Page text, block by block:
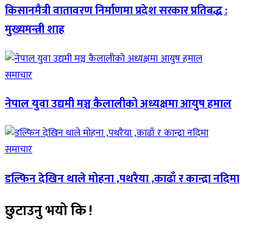
किसानमैत्री वातावरण निर्माणमा प्रदेश सरकार प्रतिबद्ध :
मुख्यमन्त्री शाह
समाचार
नेपाल युवा उद्यमी मञ्च कैलालीको अध्यक्षमा आयुष हमाल
समाचार
डल्फिन देखिन थाले मोहना ,पथरैया ,काढाँ र कान्द्रा नदिमा
छुटाउनु भयो कि !